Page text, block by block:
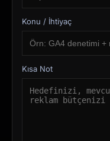
Konu / İhtiyaç
Kısa Not